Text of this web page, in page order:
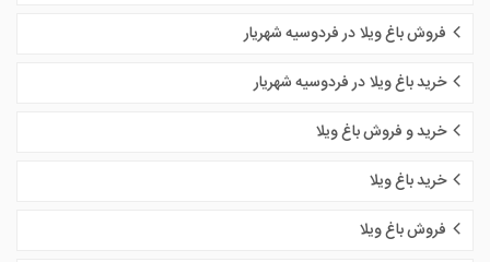
فروش باغ ویلا در فردوسیه شهریار
خرید باغ ویلا در فردوسیه شهریار
خرید و فروش باغ ویلا
خرید باغ ویلا
فروش باغ ویلا